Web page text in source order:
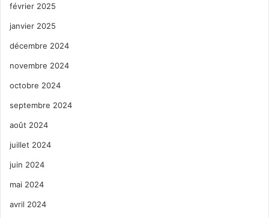
février 2025
janvier 2025
décembre 2024
novembre 2024
octobre 2024
septembre 2024
août 2024
juillet 2024
juin 2024
mai 2024
avril 2024